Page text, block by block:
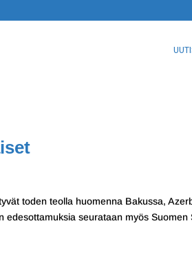
toden teolla huomenna Bakussa,
edesottamuksia seurataan myös Suomen